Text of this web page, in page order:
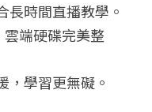
長時間直播教學。
端硬碟完美整
，學習更無礙。